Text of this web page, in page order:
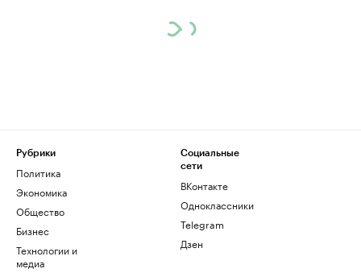
Рубрики
Политика
Экономика
Общество
Бизнес
Технологии и
медиа
Социальные
сети
ВКонтакте
Одноклассники
Telegram
Дзен